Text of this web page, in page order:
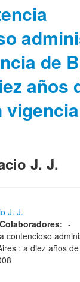
de
años
J. J.
J. J.
-
contencioso
: a diez años